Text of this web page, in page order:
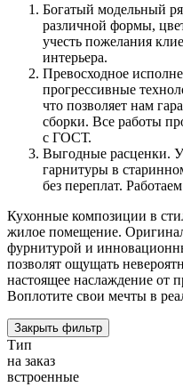
Богатый модельный
различной формы,
учесть пожелания
интерьера.
Превосходное
прогрессивные
что позволяет нам
сборки. Все работы
с ГОСТ.
Выгодные расценки.
гарнитуры в
без переплат.
Кухонные композиции в
жилое помещение.
фурнитурой и
позволят ощущать
настоящее наслаждение от
Воплотите свои мечты в
Закрыть фильтр
Тип
на заказ
встроенные